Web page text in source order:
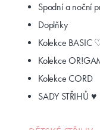
Spodní a noční
Doplňky
Kolekce BASIC
Kolekce
Kolekce CORD
SADY STŘIHŮ ♥